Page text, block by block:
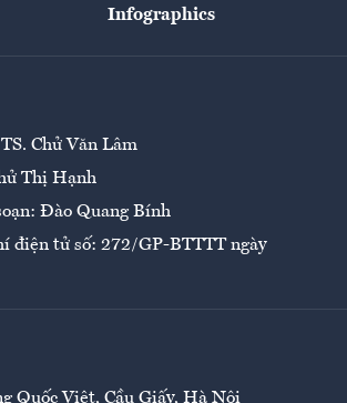
Giải trí
Infographics
Chử Văn Lâm
Thị Hạnh
Đào Quang Bính
điện tử số: 272/GP-BTTTT ngày
Quốc Việt, Cầu Giấy, Hà Nội